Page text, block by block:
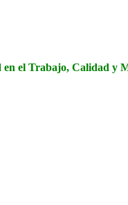
el Trabajo, Calidad y